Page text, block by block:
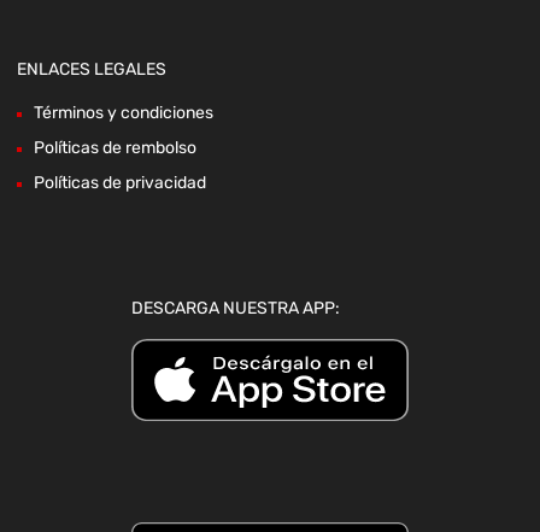
ENLACES LEGALES
Términos y condiciones
Políticas de rembolso
Políticas de privacidad
DESCARGA NUESTRA APP: